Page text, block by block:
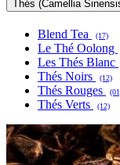
Thés (Camellia
Blend Tea (17)
Le Thé Oolong
Les Thés Blanc
Thés Noirs (12)
Thés Rouges
Thés Verts (12)